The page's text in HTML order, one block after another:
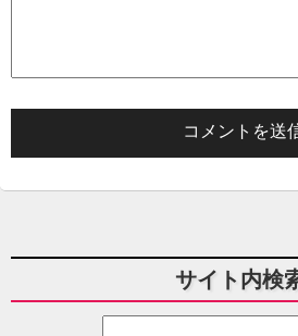
サイト内検